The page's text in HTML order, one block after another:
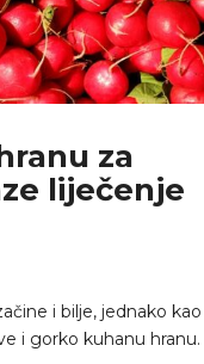
za
liječenje
i bilje, jednako kao
i gorko kuhanu hranu.